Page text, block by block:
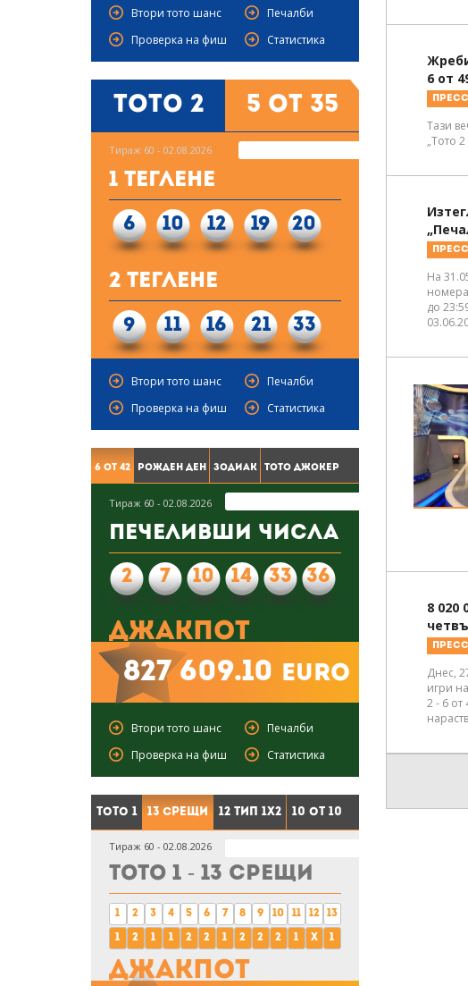
Втори тото шанс
Печалби
Проверка на фиш
Статистика
Тото 2 5 от 35
Тираж 60 - 02.08.2026
1 Теглене
6 10 12 19 20
2 Теглене
9 11 16 21 33
Втори тото шанс
Печалби
Проверка на фиш
Статистика
6 от 42 Рожден ден Зодиак Тото Джокер
Тираж 60 - 02.08.2026
Печеливши числа
2 7 10 14 33 36
Джакпот
827 609.10 euro
Втори тото шанс
Печалби
Проверка на фиш
Статистика
Тото 1 13 срещи 12 тип 1X2 10 от 10
Тираж 60 - 02.08.2026
Тото 1 - 13 срещи
1
1
2
2
3
1
4
1
5
2
6
2
7
1
8
2
9
2
10
2
11
1
12
x
13
1
Джакпот
6 от
Тази
„Тото 2
На
до
8 020
Днес,
игри
2 - 6 от